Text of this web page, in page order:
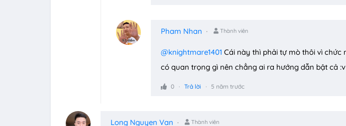
Pham Nhan Thành viên
@knightmare1401 Cái này thì phải tự mò thôi vì chức
có quan trọng gì nên chẳng ai ra hướng dẫn bật cả :v
0 Trả lời 5 năm trước
Long Nguyen Van Thành viên